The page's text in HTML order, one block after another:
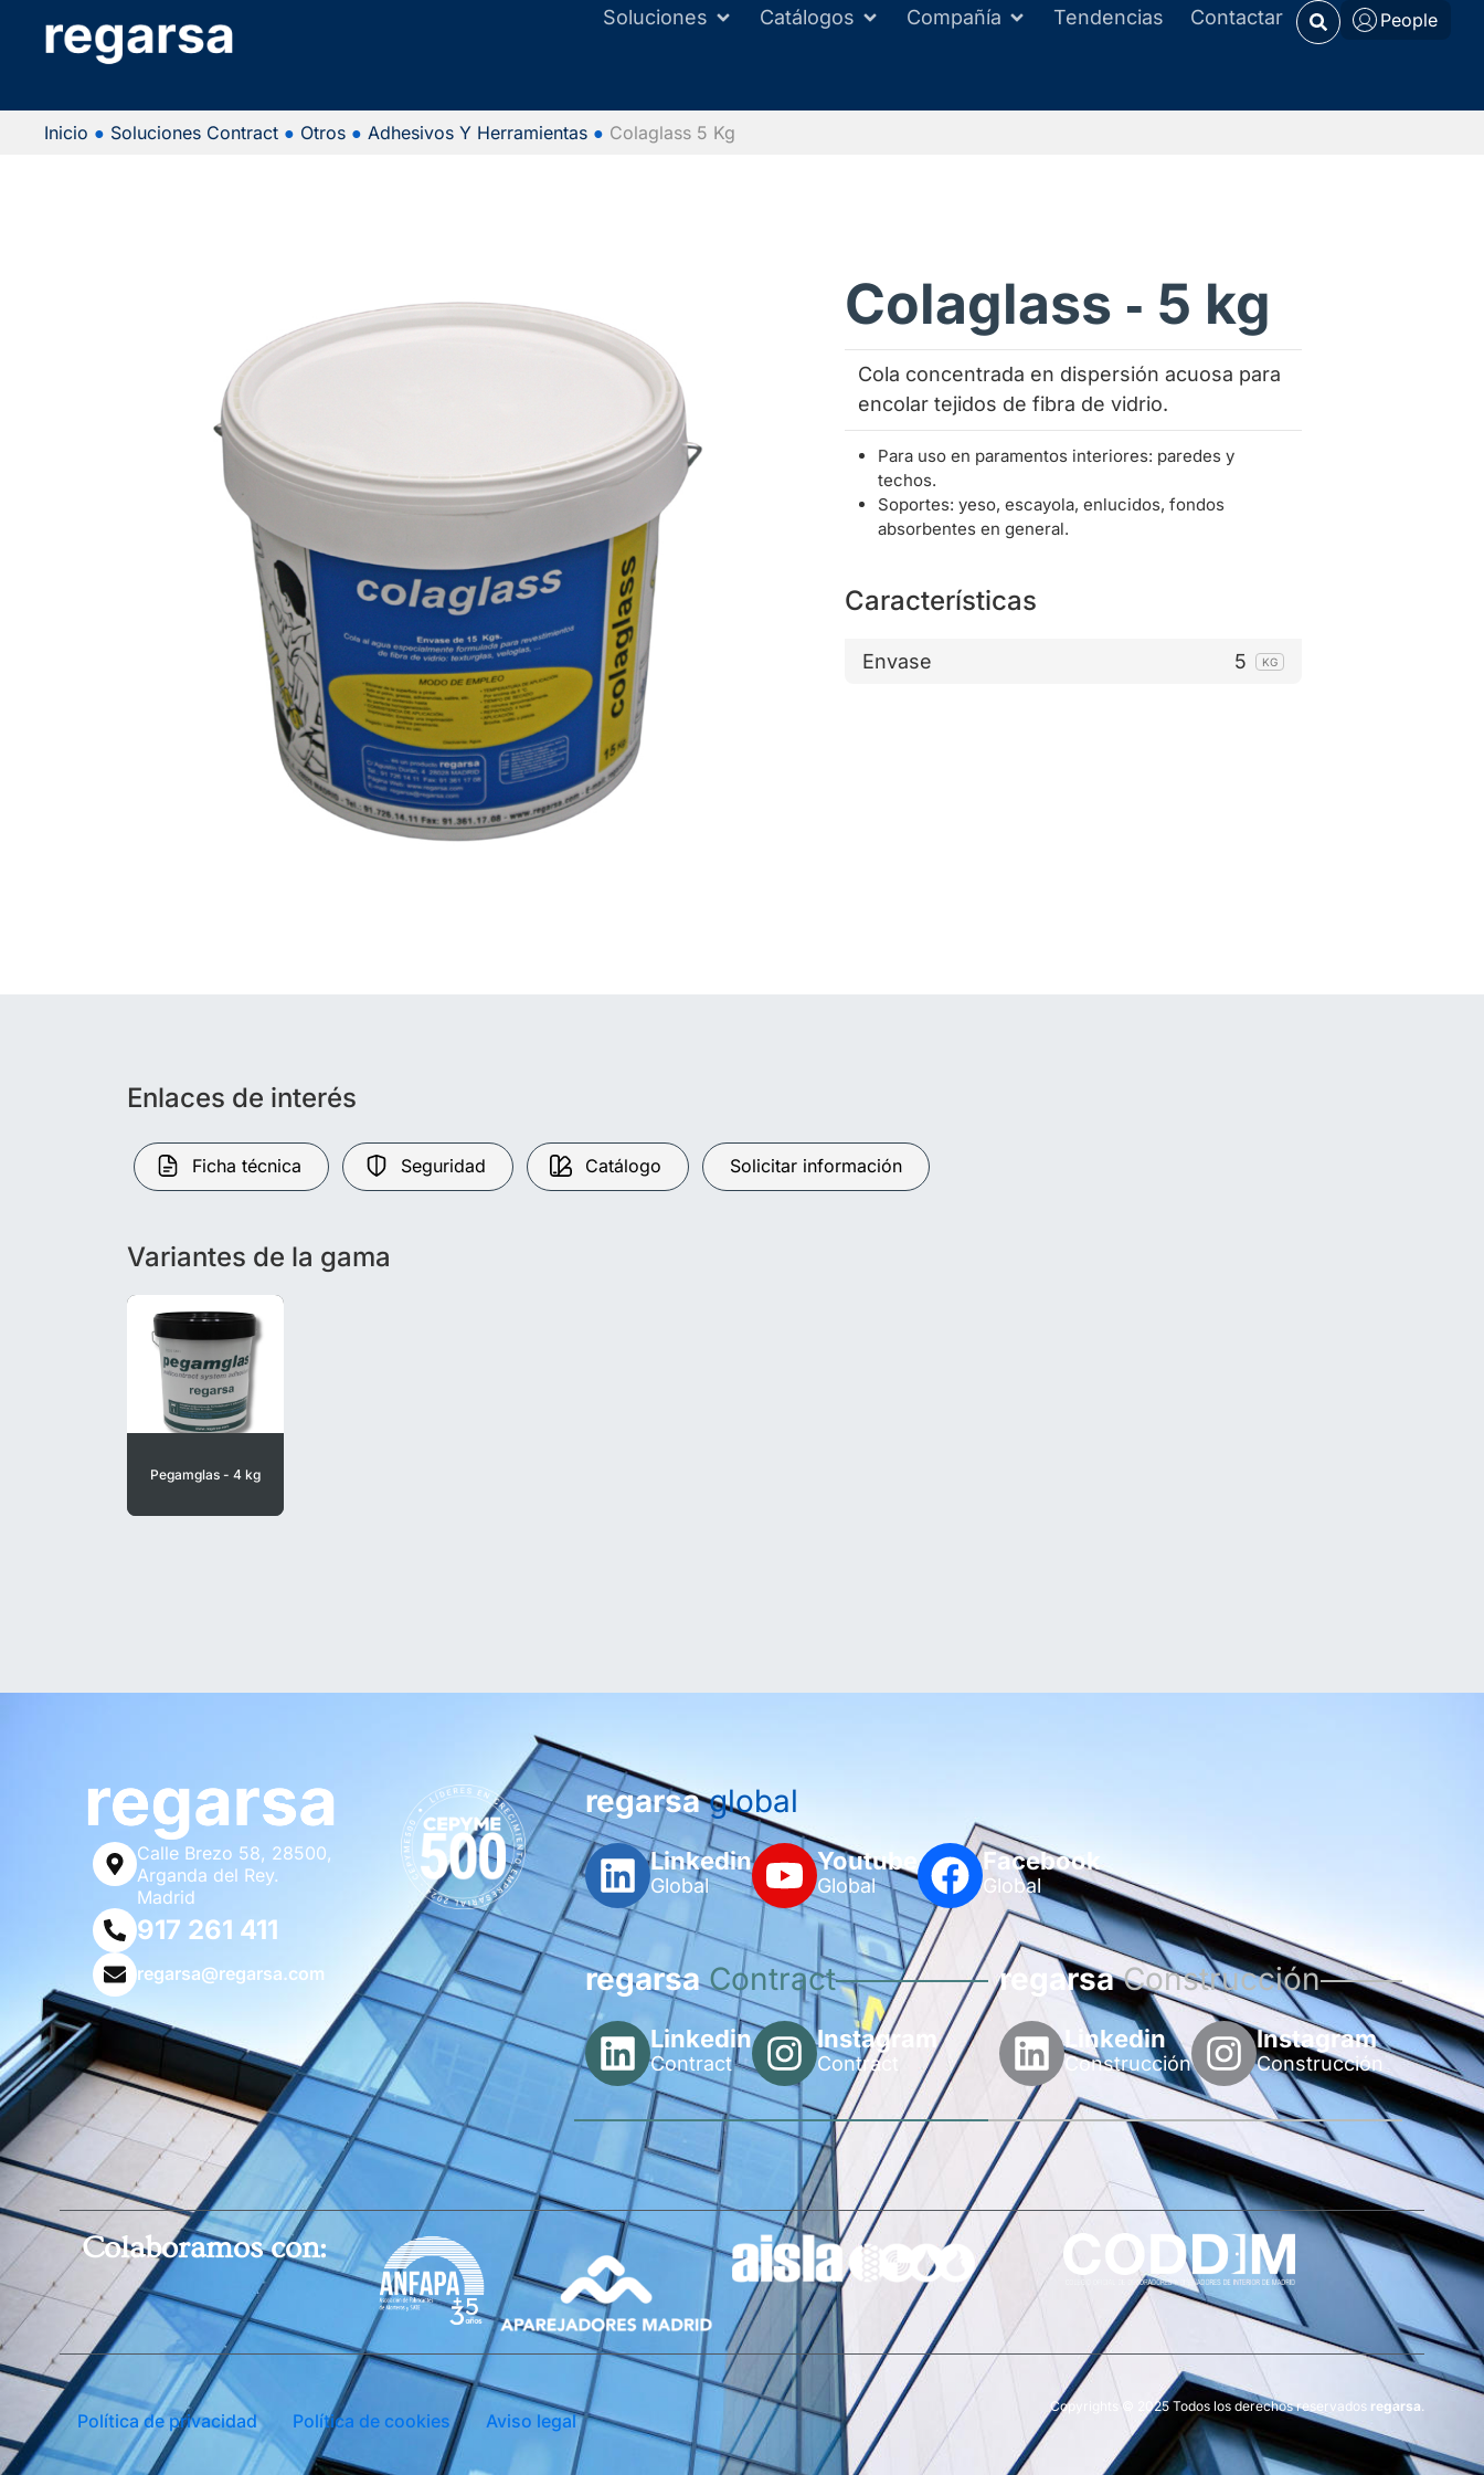
Soluciones Catálogos Compañía Tendencias Contactar People
Inicio ● Soluciones Contract ● Otros ● Adhesivos Y Herramientas ● Colaglass 5 Kg
Colaglass ‑ 5 kg
Cola concentrada en dispersión acuosa para
encolar tejidos de fibra de vidrio.
Para uso en paramentos interiores: paredes y
techos.
Soportes: yeso, escayola, enlucidos, fondos
absorbentes en general.
Características
Envase 5 KG
Enlaces de interés
Ficha técnica Seguridad Catálogo Solicitar información
Variantes de la gama
Pegamglas - 4 kg
Calle Brezo 58, 28500,
Arganda del Rey.
Madrid
917 261 411
regarsa@regarsa.com
regarsaglobal
Linkedin
Global
Youtube
Global
Facebook
Global
regarsaContract
Linkedin
Contract
Instagram
Contract
regarsaConstrucción
Linkedin
Construcción
Instagram
Construcción
Colaboramos con:
Política de privacidad Política de cookies Aviso legal
Copyrights © 2025 Todos los derechos reservados regarsa